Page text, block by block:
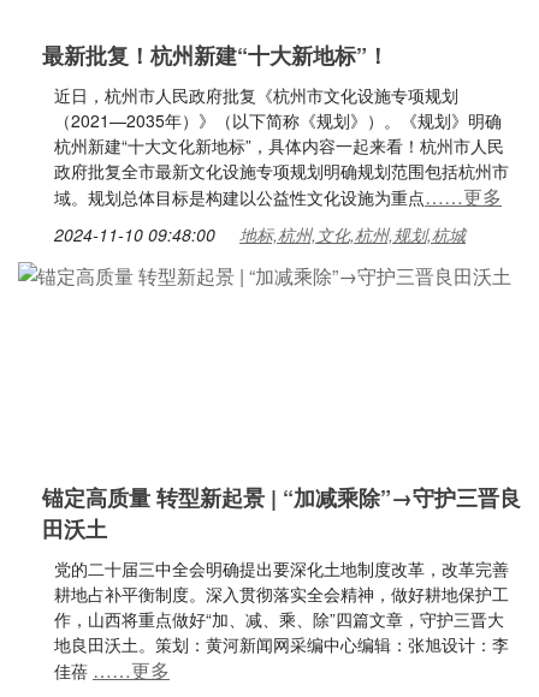
最新批复！杭州新建“十大新地标”！
近日，杭州市人民政府批复《杭州市文化设施专项规划
（2021—2035年）》（以下简称《规划》）。《规划》明确
杭州新建“十大文化新地标”，具体内容一起来看！杭州市人民
政府批复全市最新文化设施专项规划明确规划范围包括杭州市
域。规划总体目标是构建以公益性文化设施为重点……更多
2024-11-10 09:48:00 地标,杭州,文化,杭州,规划,杭城
锚定高质量 转型新起景 | “加减乘除”→守护三晋良
田沃土
党的二十届三中全会明确提出要深化土地制度改革，改革完善
耕地占补平衡制度。深入贯彻落实全会精神，做好耕地保护工
作，山西将重点做好“加、减、乘、除”四篇文章，守护三晋大
地良田沃土。策划：黄河新闻网采编中心编辑：张旭设计：李
佳蓓 ……更多